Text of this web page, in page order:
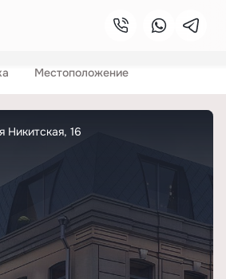
Местоположение
Никитская, 16